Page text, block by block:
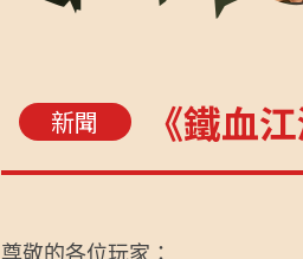
新聞 《鐵血
尊敬的各位玩家：